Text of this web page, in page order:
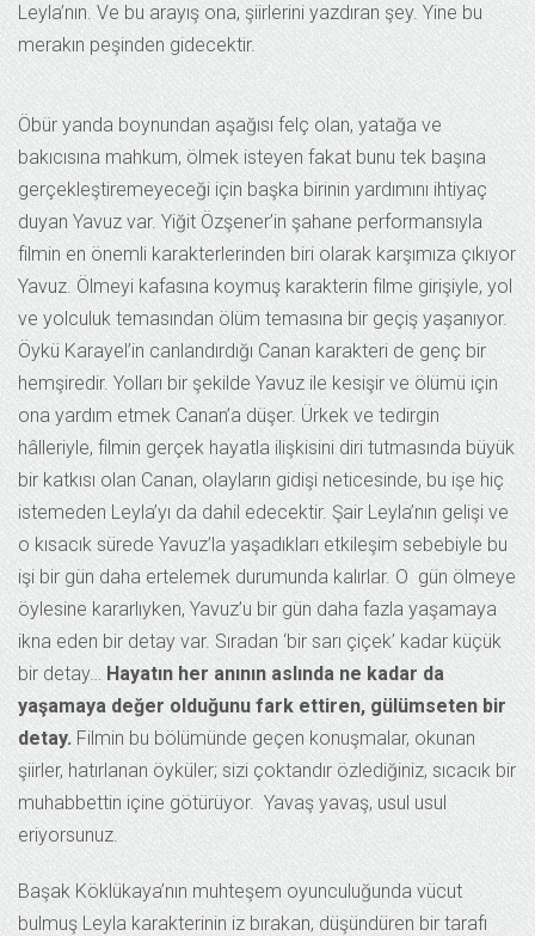
Leyla’nın. Ve bu arayış ona, şiirlerini yazdıran şey. Yine bu
merakın peşinden gidecektir.
Öbür yanda boynundan aşağısı felç olan, yatağa ve
bakıcısına mahkum, ölmek isteyen fakat bunu tek başına
gerçekleştiremeyeceği için başka birinin yardımını ihtiyaç
duyan Yavuz var. Yiğit Özşener’in şahane performansıyla
filmin en önemli karakterlerinden biri olarak karşımıza çıkıyor
Yavuz. Ölmeyi kafasına koymuş karakterin filme girişiyle, yol
ve yolculuk temasından ölüm temasına bir geçiş yaşanıyor.
Öykü Karayel’in canlandırdığı Canan karakteri de genç bir
hemşiredir. Yolları bir şekilde Yavuz ile kesişir ve ölümü için
ona yardım etmek Canan’a düşer. Ürkek ve tedirgin
hâlleriyle, filmin gerçek hayatla ilişkisini diri tutmasında büyük
bir katkısı olan Canan, olayların gidişi neticesinde, bu işe hiç
istemeden Leyla’yı da dahil edecektir. Şair Leyla’nın gelişi ve
o kısacık sürede Yavuz’la yaşadıkları etkileşim sebebiyle bu
işi bir gün daha ertelemek durumunda kalırlar. O gün ölmeye
öylesine kararlıyken, Yavuz’u bir gün daha fazla yaşamaya
ikna eden bir detay var. Sıradan ‘bir sarı çiçek’ kadar küçük
bir detay… Hayatın her anının aslında ne kadar da
yaşamaya değer olduğunu fark ettiren, gülümseten bir
detay.Filmin bu bölümünde geçen konuşmalar, okunan
şiirler, hatırlanan öyküler; sizi çoktandır özlediğiniz, sıcacık bir
muhabbettin içine götürüyor. Yavaş yavaş, usul usul
eriyorsunuz.
Başak Köklükaya’nın muhteşem oyunculuğunda vücut
bulmuş Leyla karakterinin iz bırakan, düşündüren bir tarafı